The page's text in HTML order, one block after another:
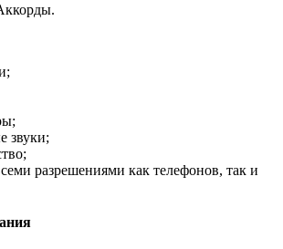
звуки;
разрешениями как телефонов, так и